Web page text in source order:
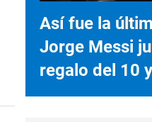
Así fue la
Jorge Messi
regalo del 10